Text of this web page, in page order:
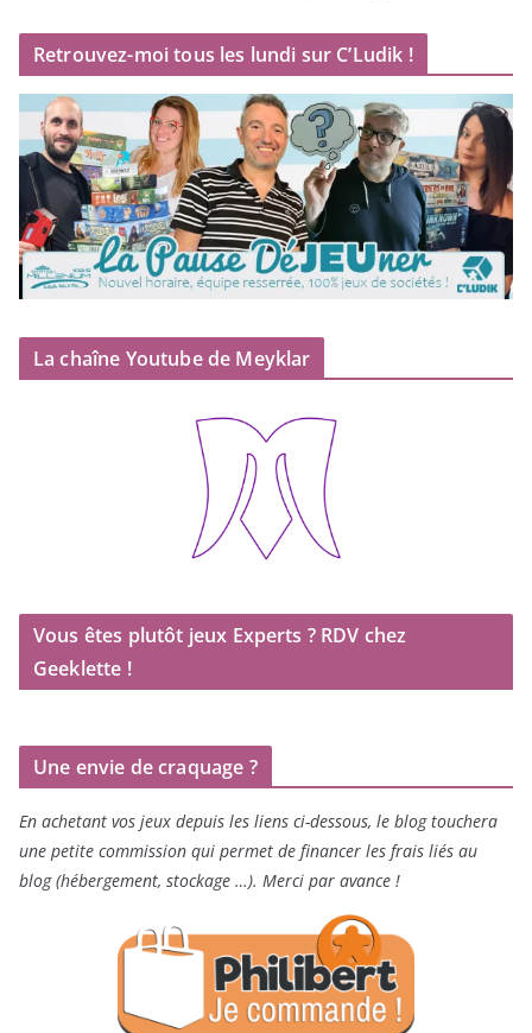
Retrouvez-moi tous les lundi sur C’Ludik !
La chaîne Youtube de Meyklar
Vous êtes plutôt jeux Experts ? RDV chez
Geeklette !
Une envie de craquage ?
En achetant vos jeux depuis les liens ci-dessous, le blog touchera
une petite commission qui permet de financer les frais liés au
blog (hébergement, stockage …). Merci par avance !